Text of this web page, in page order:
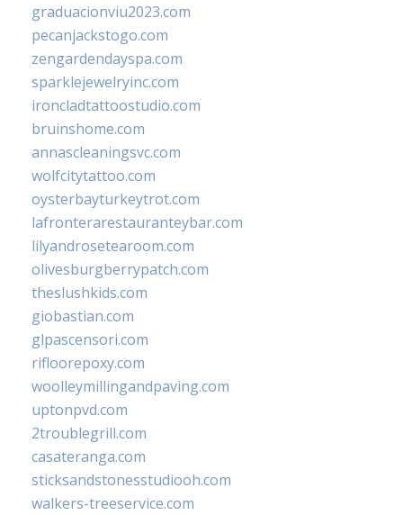
graduacionviu2023.com
pecanjackstogo.com
zengardendayspa.com
sparklejewelryinc.com
ironcladtattoostudio.com
bruinshome.com
annascleaningsvc.com
wolfcitytattoo.com
oysterbayturkeytrot.com
lafronterarestauranteybar.com
lilyandrosetearoom.com
olivesburgberrypatch.com
theslushkids.com
giobastian.com
glpascensori.com
rifloorepoxy.com
woolleymillingandpaving.com
uptonpvd.com
2troublegrill.com
casateranga.com
sticksandstonesstudiooh.com
walkers-treeservice.com